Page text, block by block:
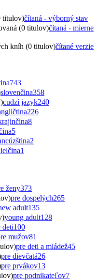
titulov)čítaná - výborný stav
(0 titulov)čítaná - mierne
kníh (0 titulov)čítané verzie
743
slovenčina358
cudzí jazyk240
226
8
5
2
1
ženy373
pre dospelých265
adult135
young adult128
deti100
mužov81
pre deti a mládež45
pre dievčatá26
pre prvákov13
pre podnikateľov7